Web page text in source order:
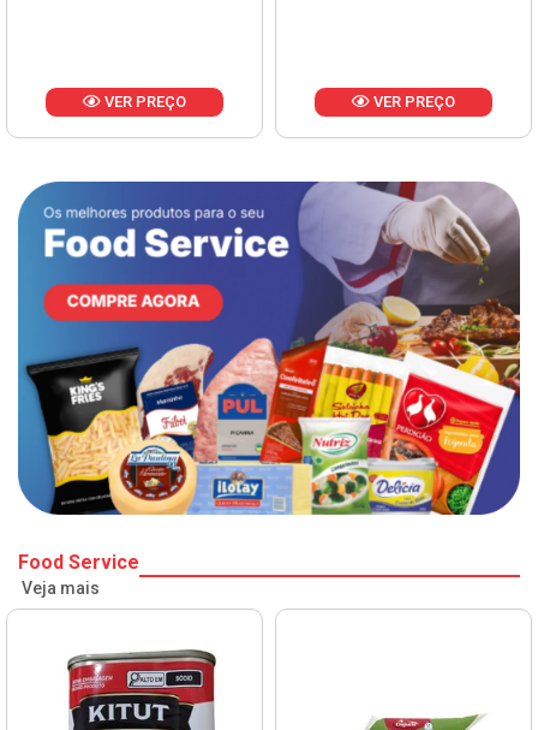
VER PREÇO VER PREÇO
Food Service
Veja mais